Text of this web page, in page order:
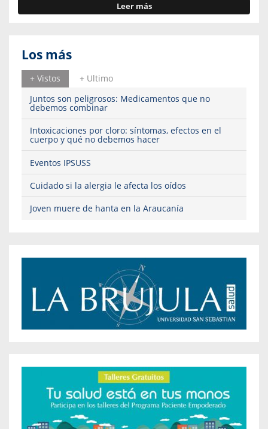
Leer más
Los más
+ Vistos
+ Ultimo
Juntos son peligrosos: Medicamentos que no
debemos combinar
Intoxicaciones por cloro: síntomas, efectos en el
cuerpo y qué no debemos hacer
Eventos IPSUSS
Cuidado si la alergia le afecta los oídos
Joven muere de hanta en la Araucanía